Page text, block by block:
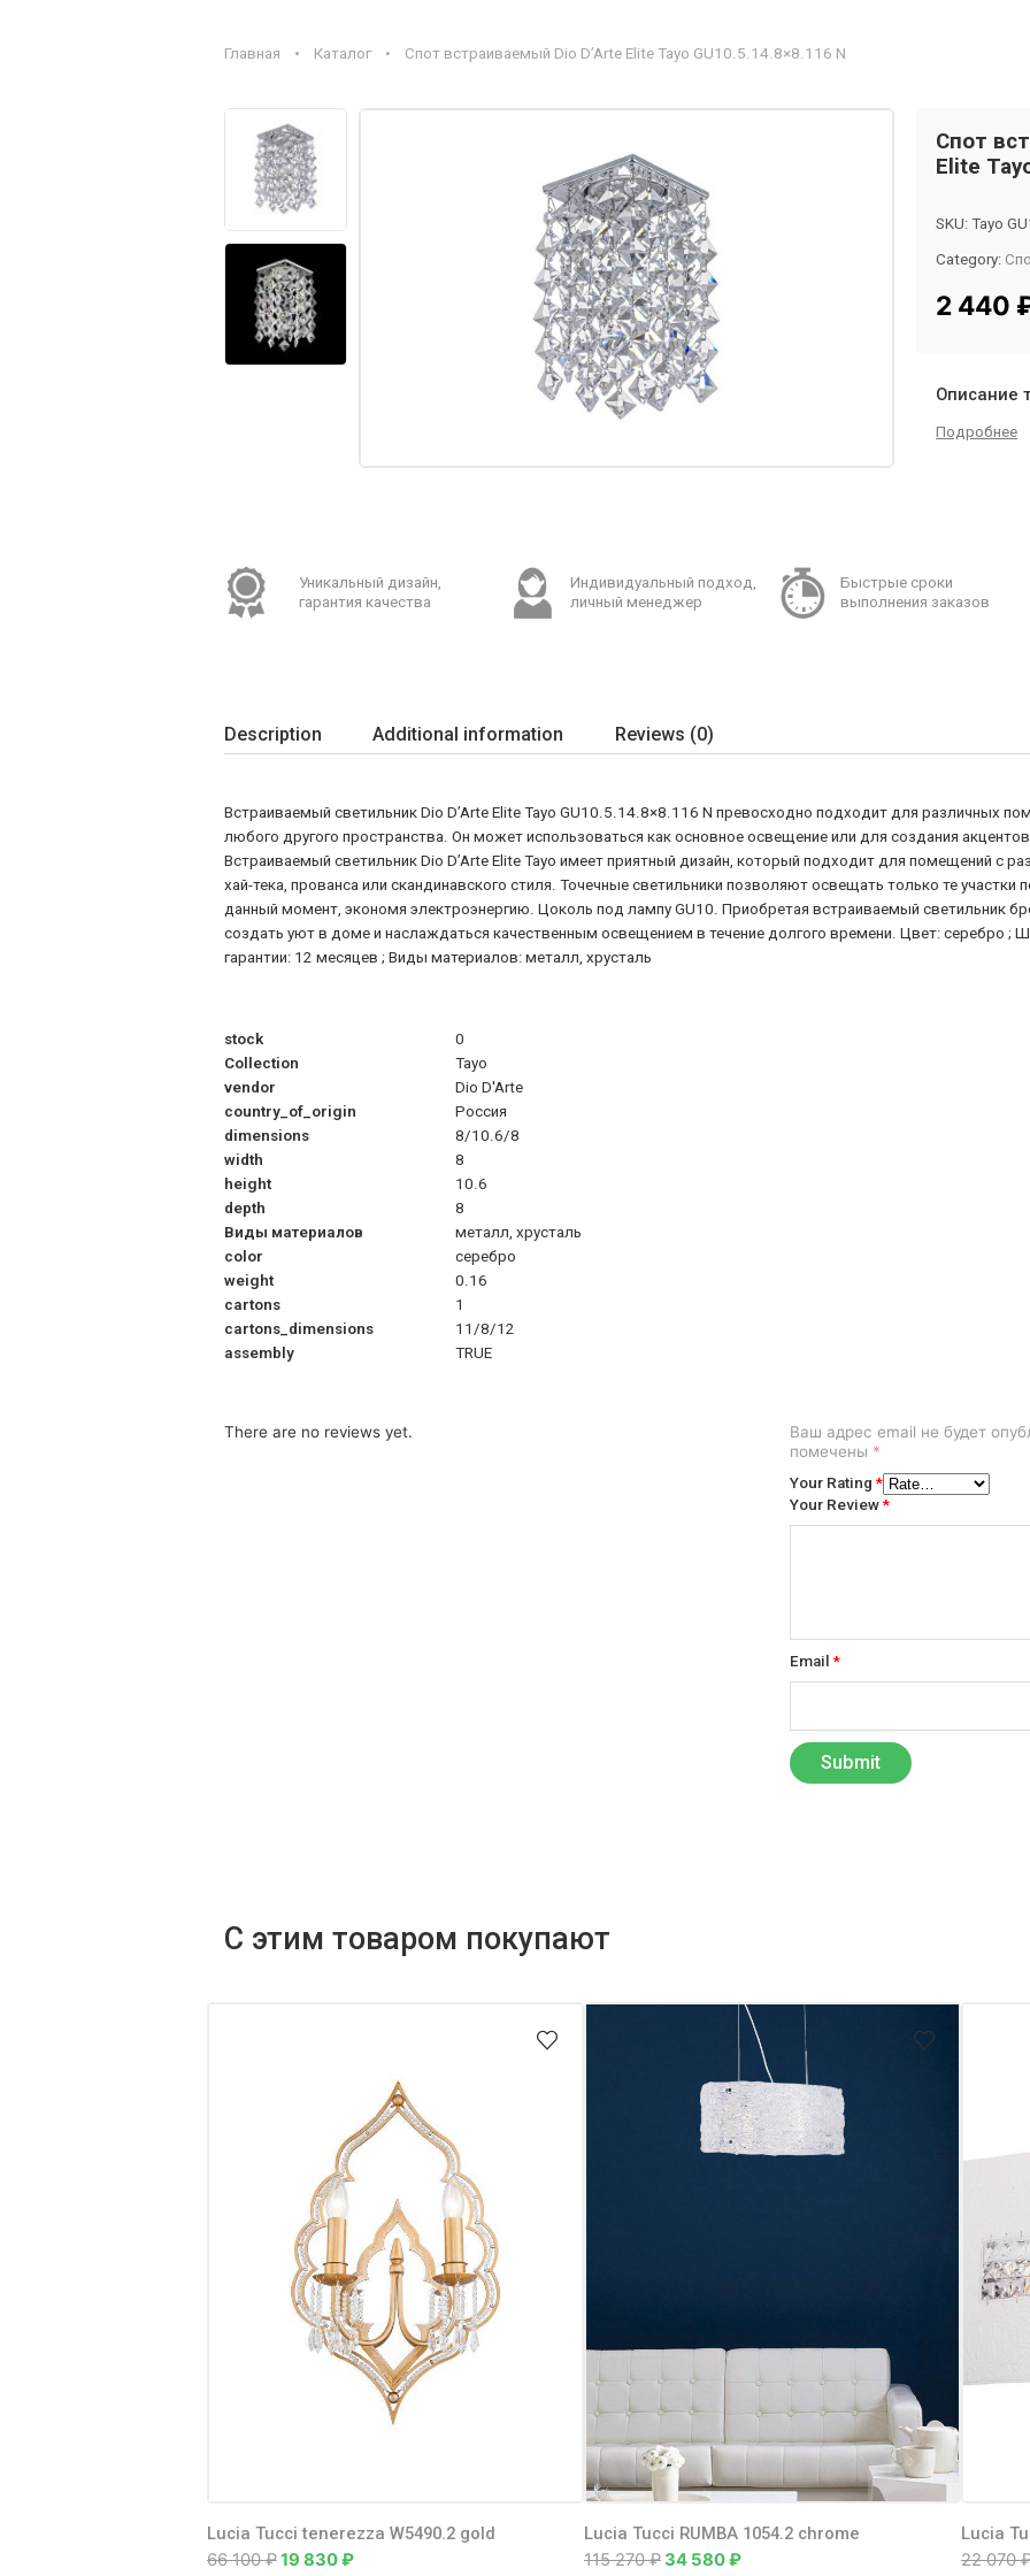
Главная • Каталог• Спот встраиваемый Dio D’Arte Elite Tayo GU10.5.14.8×8.116 N
Спот
Elite
SKU: Tayo
Category:
Tag:
2 440
Описание
Подробнее
Уникальный дизайн,
гарантия качества
Индивидуальный подход,
личный менеджер
Быстрые сроки
выполнения заказов
Description Additional information Reviews (0)
Встраиваемый светильник Dio D’Arte Elite Tayo GU10.5.14.8×8.116 N превосходно подходит для различных
любого другого пространства. Он может использоваться как основное освещение или для создания
Встраиваемый светильник Dio D’Arte Elite Tayo имеет приятный дизайн, который подходит для помещений с
хай-тека, прованса или скандинавского стиля. Точечные светильники позволяют освещать только те
данный момент, экономя электроэнергию. Цоколь под лампу GU10. Приобретая встраиваемый светильник
создать уют в доме и наслаждаться качественным освещением в течение долгого времени. Цвет: серебро ;
гарантии: 12 месяцев ; Виды материалов: металл, хрусталь
stock
0
Collection
Tayo
vendor
Dio D'Arte
country_of_origin
Россия
dimensions
8/10.6/8
width
8
height
10.6
depth
8
Виды материалов
металл, хрусталь
color
серебро
weight
0.16
cartons
1
cartons_dimensions
11/8/12
assembly
TRUE
There are no reviews yet. Ваш адрес email не будет
помечены *
Your Rating*
Your Review*
Email*
С этим товаром покупают
Lucia Tucci tenerezza W5490.2 gold
66 100₽19 830₽
Lucia Tucci RUMBA 1054.2 chrome
115 270₽ 34 580₽
Lucia
22 070